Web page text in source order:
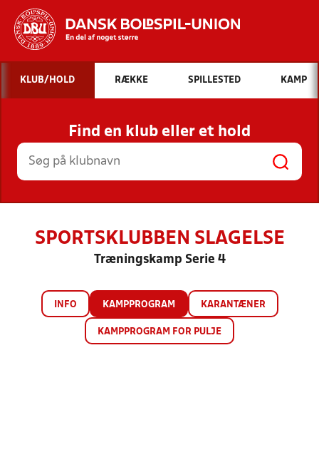
Hvad vil du søge efter?
INDHOLD OG NYHEDER
STILLINGER, RESULTATER, KLUBBER OG
HOLD
KLUB/HOLD RÆKKE SPILLESTED KAMP
Find en klub eller et hold
SPORTSKLUBBEN SLAGELSE
Træningskamp Serie 4
INFO KAMPPROGRAM KARANTÆNER
KAMPPROGRAM FOR PULJE